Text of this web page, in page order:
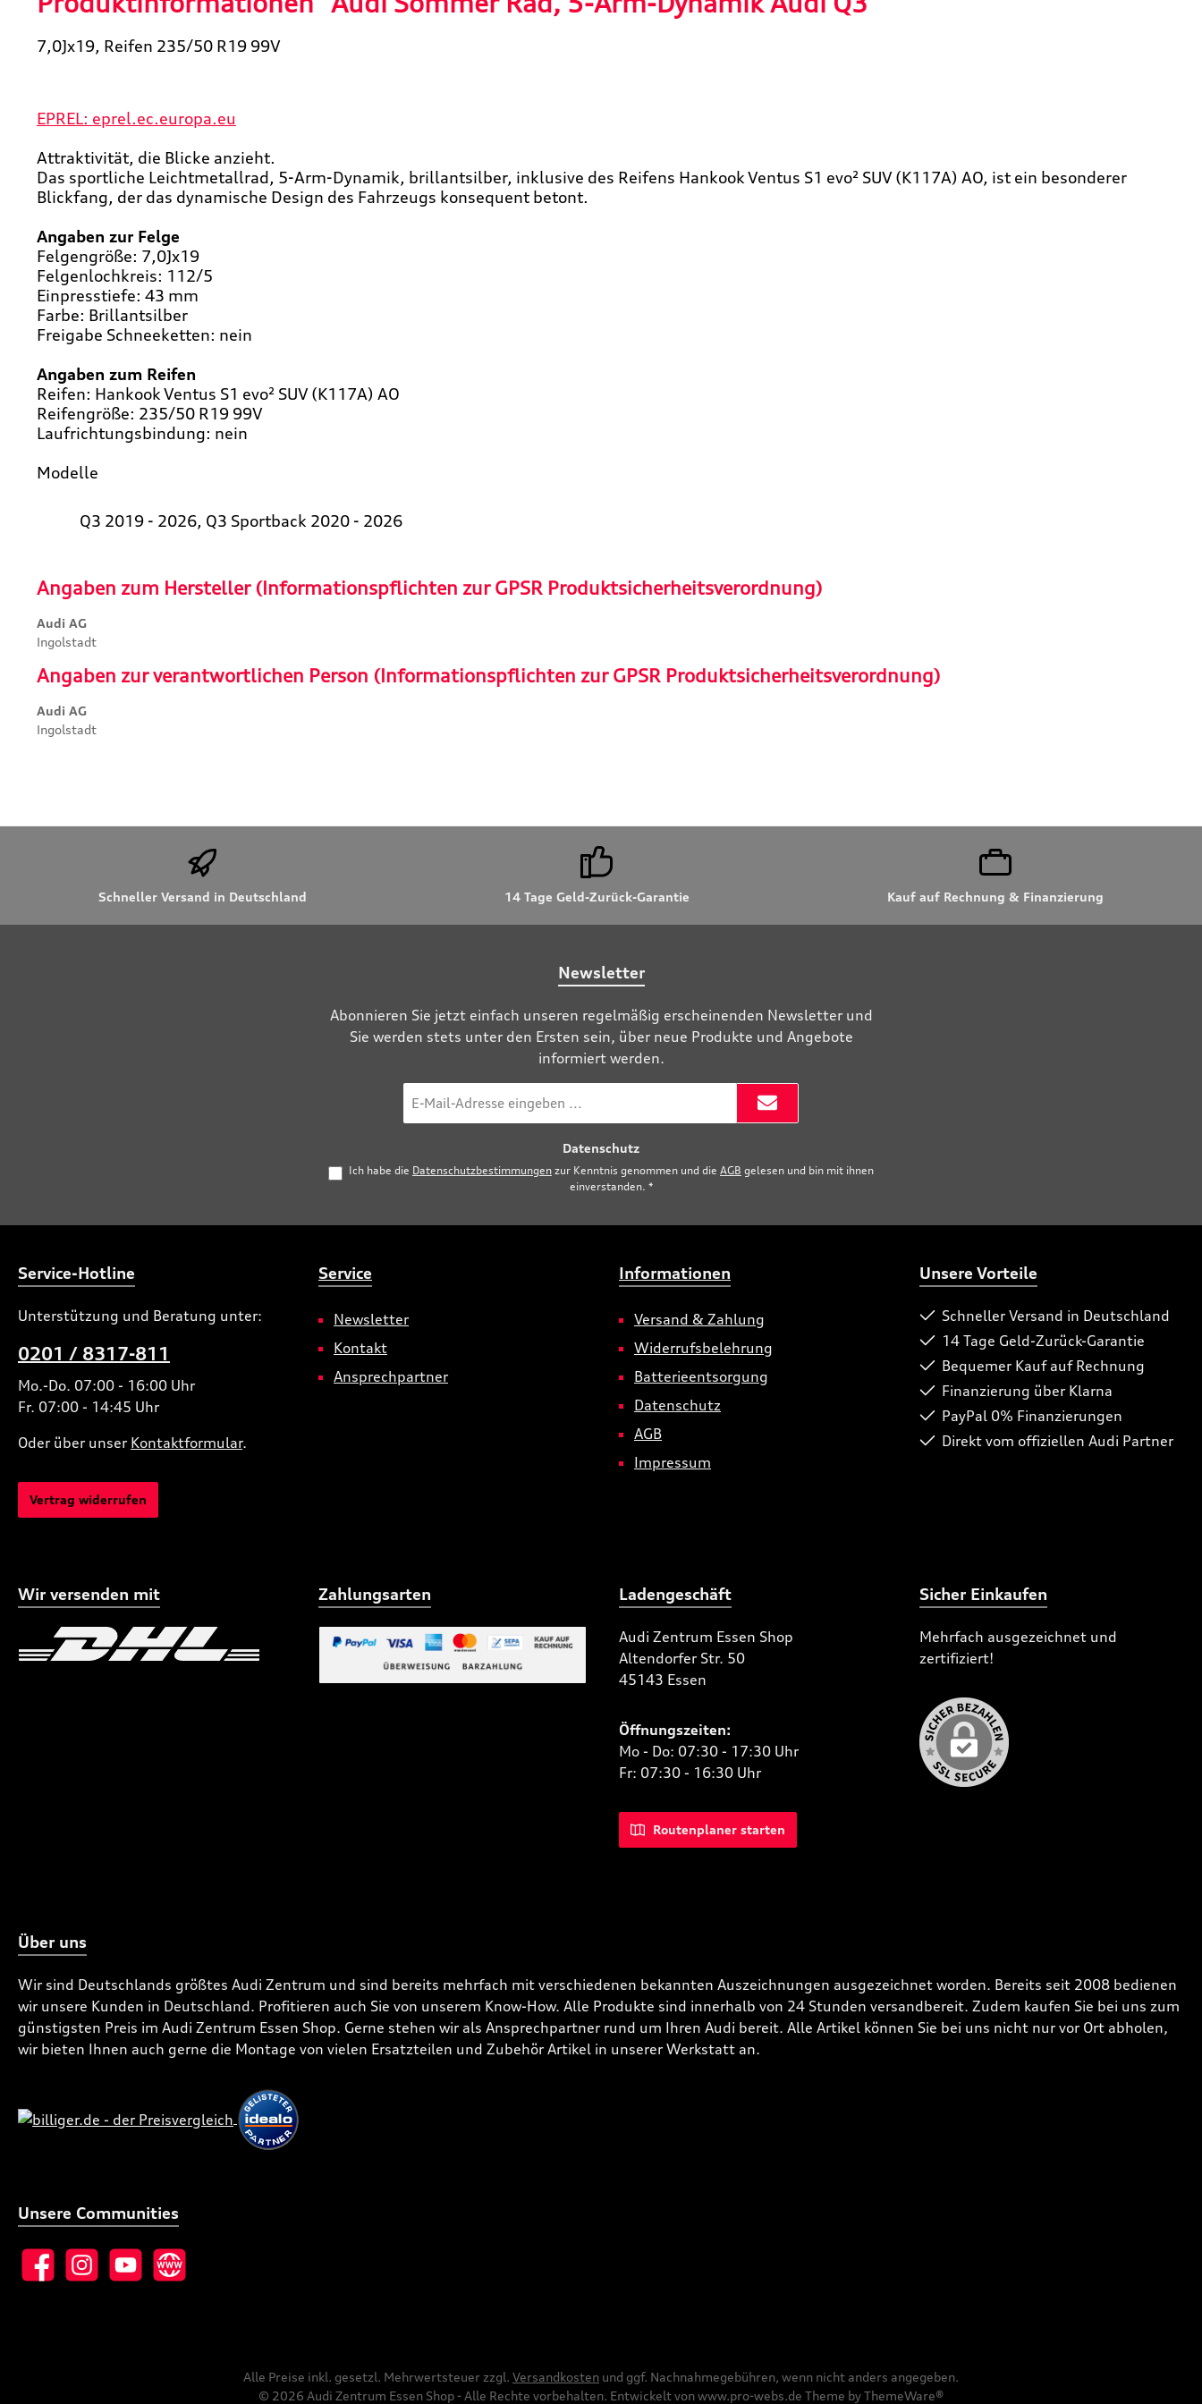
7,0Jx19, Reifen 235/50 R19 99V
EPREL: eprel.ec.europa.eu
Attraktivität, die Blicke anzieht.
Das sportliche Leichtmetallrad, 5-Arm-Dynamik, brillantsilber, inklusive des Reifens Hankook Ventus S1 evo² SUV (K117A) AO, ist ein besonderer
Blickfang, der das dynamische Design des Fahrzeugs konsequent betont.
Angaben zur Felge
Felgengröße: 7,0Jx19
Felgenlochkreis: 112/5
Einpresstiefe: 43 mm
Farbe: Brillantsilber
Freigabe Schneeketten: nein
Angaben zum Reifen
Reifen: Hankook Ventus S1 evo² SUV (K117A) AO
Reifengröße: 235/50 R19 99V
Laufrichtungsbindung: nein
Modelle
Q3 2019 - 2026, Q3 Sportback 2020 - 2026
Angaben zum Hersteller (Informationspflichten zur GPSR Produktsicherheitsverordnung)
Audi AG
Ingolstadt
Angaben zur verantwortlichen Person (Informationspflichten zur GPSR Produktsicherheitsverordnung)
Audi AG
Ingolstadt
Schneller Versand in Deutschland 14 Tage Geld-Zurück-Garantie Kauf auf Rechnung & Finanzierung
Newsletter
Abonnieren Sie jetzt einfach unseren regelmäßig erscheinenden Newsletter und
Sie werden stets unter den Ersten sein, über neue Produkte und Angebote
informiert werden.
Mail-
Datenschutz
Ich habe die Datenschutzbestimmungen zur Kenntnis genommen und die AGB gelesen und bin mit ihnen
einverstanden. *
Service-Hotline
Unterstützung und Beratung unter:
0201 / 8317-811
Mo.-Do. 07:00 - 16:00 Uhr
Fr. 07:00 - 14:45 Uhr
Oder über unser Kontaktformular.
Vertrag widerrufen
Service
Newsletter
Kontakt
Ansprechpartner
Informationen
Versand & Zahlung
Widerrufsbelehrung
Batterieentsorgung
Datenschutz
AGB
Impressum
Unsere Vorteile
Schneller Versand in Deutschland
14 Tage Geld-Zurück-Garantie
Bequemer Kauf auf Rechnung
Finanzierung über Klarna
PayPal 0% Finanzierungen
Direkt vom offiziellen Audi Partner
Wir versenden mit
Benutzerdefiniertes Bild 2
Zahlungsarten Ladengeschäft
Audi Zentrum Essen Shop
Altendorfer Str. 50
45143 Essen
Öffnungszeiten:
Mo - Do: 07:30 - 17:30 Uhr
Fr: 07:30 - 16:30 Uhr
Routenplaner starten
Sicher Einkaufen
Mehrfach ausgezeichnet und
zertifiziert!
Über uns
Wir sind Deutschlands größtes Audi Zentrum und sind bereits mehrfach mit verschiedenen bekannten Auszeichnungen ausgezeichnet worden. Bereits seit 2008 bedienen
wir unsere Kunden in Deutschland. Profitieren auch Sie von unserem Know-How. Alle Produkte sind innerhalb von 24 Stunden versandbereit. Zudem kaufen Sie bei uns zum
günstigsten Preis im Audi Zentrum Essen Shop. Gerne stehen wir als Ansprechpartner rund um Ihren Audi bereit. Alle Artikel können Sie bei uns nicht nur vor Ort abholen,
wir bieten Ihnen auch gerne die Montage von vielen Ersatzteilen und Zubehör Artikel in unserer Werkstatt an.
Unsere Communities
FacebookInstagramYouTubeWebsite
Alle Preise inkl. gesetzl. Mehrwertsteuer zzgl. Versandkosten und ggf. Nachnahmegebühren, wenn nicht anders angegeben.
© 2026 Audi Zentrum Essen Shop - Alle Rechte vorbehalten. Entwickelt vonwww.pro-webs.de Theme byThemeWare®